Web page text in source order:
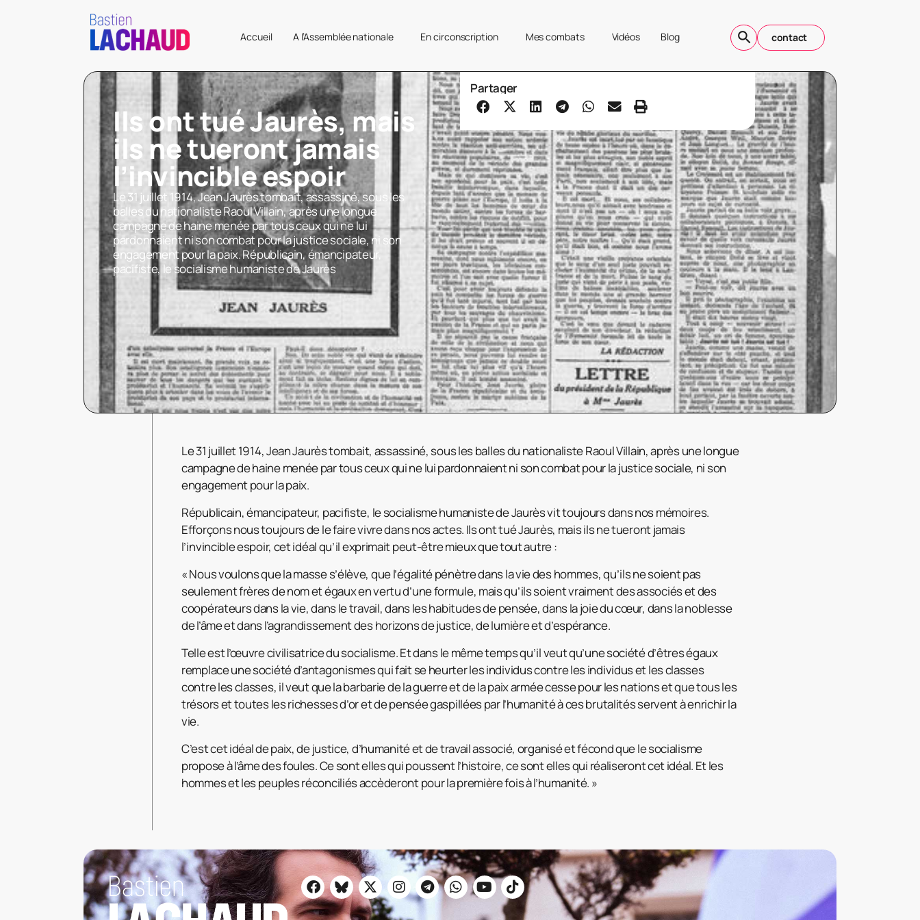
Accueil A l’Assemblée nationale En circonscription Mes combats Vidéos Blog contact
Ils ont tué Jaurès, mais
ils ne tueront jamais
l’invincible espoir
Le 31 juillet 1914, Jean Jaurès tombait, assassiné, sous les
balles du nationaliste Raoul Villain, après une longue
campagne de haine menée par tous ceux qui ne lui
pardonnaient ni son combat pour la justice sociale, ni son
engagement pour la paix. Républicain, émancipateur,
pacifiste, le socialisme humaniste de Jaurès
Partager
Le 31 juillet 1914, Jean Jaurès tombait, assassiné, sous les balles du nationaliste Raoul Villain, après une longue
campagne de haine menée par tous ceux qui ne lui pardonnaient ni son combat pour la justice sociale, ni son
engagement pour la paix.
Républicain, émancipateur, pacifiste, le socialisme humaniste de Jaurès vit toujours dans nos mémoires.
Efforçons nous toujours de le faire vivre dans nos actes. Ils ont tué Jaurès, mais ils ne tueront jamais
l’invincible espoir, cet idéal qu’il exprimait peut-être mieux que tout autre :
« Nous voulons que la masse s’élève, que l’égalité pénètre dans la vie des hommes, qu’ils ne soient pas
seulement frères de nom et égaux en vertu d’une formule, mais qu’ils soient vraiment des associés et des
coopérateurs dans la vie, dans le travail, dans les habitudes de pensée, dans la joie du cœur, dans la noblesse
de l’âme et dans l’agrandissement des horizons de justice, de lumière et d’espérance.
Telle est l’œuvre civilisatrice du socialisme. Et dans le même temps qu’il veut qu’une société d’êtres égaux
remplace une société d’antagonismes qui fait se heurter les individus contre les individus et les classes
contre les classes, il veut que la barbarie de la guerre et de la paix armée cesse pour les nations et que tous les
trésors et toutes les richesses d’or et de pensée gaspillées par l’humanité à ces brutalités servent à enrichir la
vie.
C’est cet idéal de paix, de justice, d’humanité et de travail associé, organisé et fécond que le socialisme
propose à l’âme des foules. Ce sont elles qui poussent l’histoire, ce sont elles qui réaliseront cet idéal. Et les
hommes et les peuples réconciliés accèderont pour la première fois à l’humanité. »